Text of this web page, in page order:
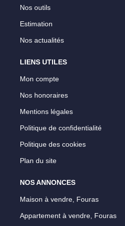
Nos outils
Estimation
Nos actualités
LIENS UTILES
Mon compte
Nos honoraires
Mentions légales
Politique de confidentialité
Politique des cookies
Plan du site
NOS ANNONCES
Maison à vendre, Fouras
Appartement à vendre, Fouras